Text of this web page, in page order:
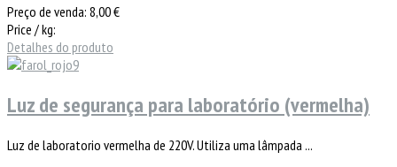
Preço de venda: 8,00 €
Price / kg:
Detalhes do produto
Luz de segurança para laboratório (vermelha)
Luz de laboratorio vermelha de 220V. Utiliza uma lâmpada ...